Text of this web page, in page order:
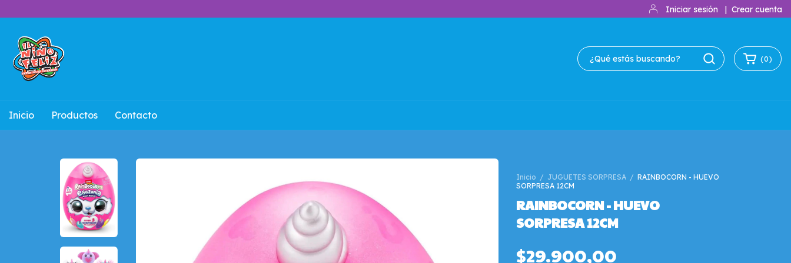
Iniciar sesión | Crear cuenta
(0)
Inicio Productos Contacto
Inicio / JUGUETES SORPRESA / RAINBOCORN - HUEVO
SORPRESA 12CM
RAINBOCORN - HUEVO
SORPRESA 12CM
$29.900,00